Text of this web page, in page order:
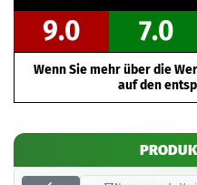
9.0 7.0
Wenn Sie mehr über die
auf den